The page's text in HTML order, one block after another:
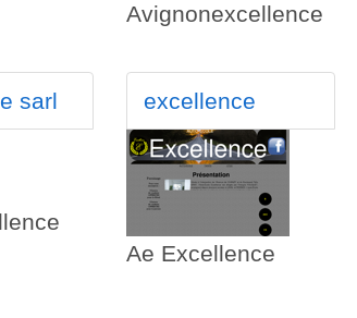
Avignonexcellence
sarl excellence
Ae Excellence